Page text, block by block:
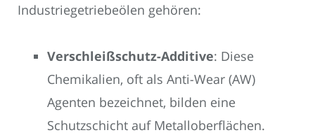
Industriegetriebeölen gehören:
Verschleißschutz-Additive: Diese
Chemikalien, oft als Anti-Wear (AW)
Agenten bezeichnet, bilden eine
Schutzschicht auf Metalloberflächen.